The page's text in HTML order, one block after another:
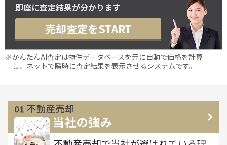
即座に査定結果が分かります
売却査定をSTART
※かんたんAI査定は物件データベースを元に自動で価格を計算
し、ネットで瞬時に査定結果を表示させるシステムです。